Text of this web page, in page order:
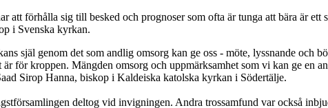
att förhålla sig till besked och prognoser som ofta är tunga att bära är
i Svenska kyrkan.
själ genom det som andlig omsorg kan ge oss - möte, lyssnande och
för kroppen. Mängden omsorg och uppmärksamhet som vi kan ge en
Sirop Hanna, biskop i Kaldeiska katolska kyrkan i Södertälje.
deltog vid invigningen. Andra trossamfund var också